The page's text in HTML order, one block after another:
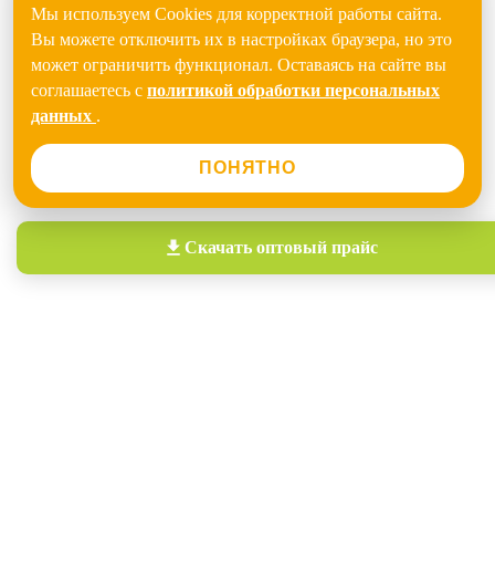
Мы используем Cookies для корректной работы сайта.
Вы можете отключить их в настройках браузера, но это
может ограничить функционал. Оставаясь на сайте вы
соглашаетесь с политикой обработки персональных
данных .
ПОНЯТНО
Скачать оптовый прайс